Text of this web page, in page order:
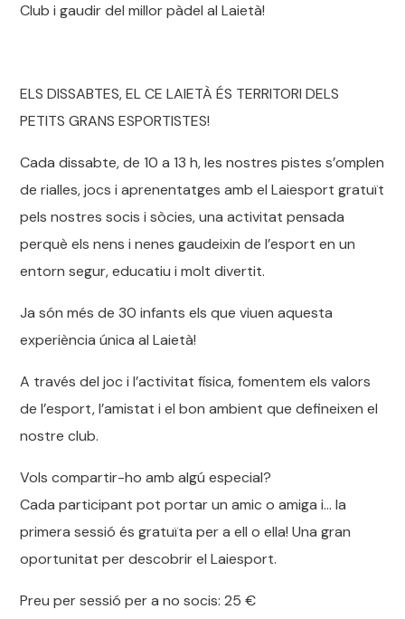
Club i gaudir del millor pàdel al Laietà!
ELS DISSABTES, EL CE LAIETÀ ÉS TERRITORI DELS
PETITS GRANS ESPORTISTES!
Cada dissabte, de 10 a 13 h, les nostres pistes s’omplen
de rialles, jocs i aprenentatges amb el Laiesport gratuït
pels nostres socis i sòcies, una activitat pensada
perquè els nens i nenes gaudeixin de l’esport en un
entorn segur, educatiu i molt divertit.
Ja són més de 30 infants els que viuen aquesta
experiència única al Laietà!
A través del joc i l’activitat física, fomentem els valors
de l’esport, l’amistat i el bon ambient que defineixen el
nostre club.
Vols compartir-ho amb algú especial?
Cada participant pot portar un amic o amiga i… la
primera sessió és gratuïta per a ell o ella! Una gran
oportunitat per descobrir el Laiesport.
Preu per sessió per a no socis: 25 €